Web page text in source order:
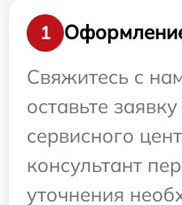
1
Свяжитесь с
оставьте
сервисного
консультант
уточнения